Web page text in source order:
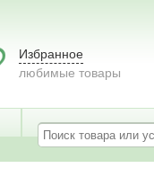
Избранное
любимые товары